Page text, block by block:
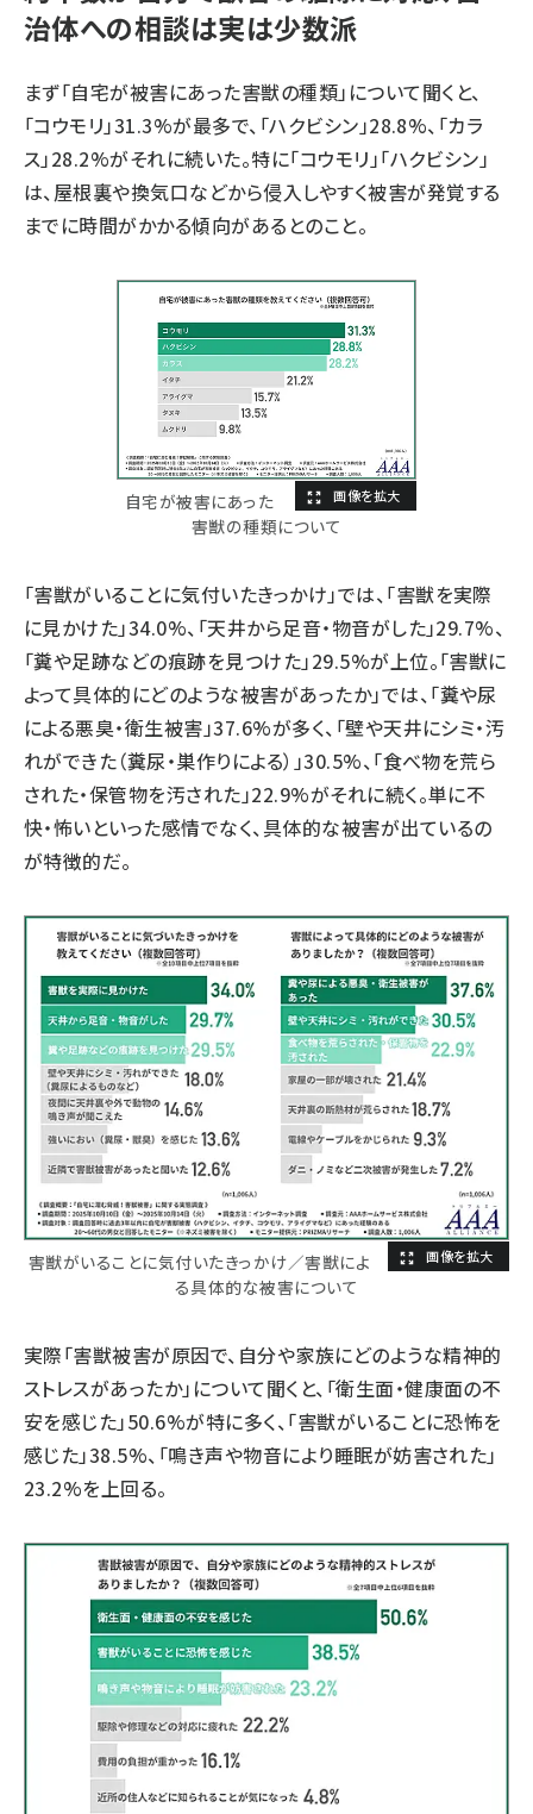
治体への相談は実は少数派
まず「自宅が被害にあった害獣の種類」について聞くと、
「コウモリ」31.3%が最多で、「ハクビシン」28.8%、「カラ
ス」28.2%がそれに続いた。特に「コウモリ」「ハクビシン」
は、屋根裏や換気口などから侵入しやすく被害が発覚する
までに時間がかかる傾向があるとのこと。
自宅が被害にあった
害獣の種類について
「害獣がいることに気付いたきっかけ」では、「害獣を実際
に見かけた」34.0%、「天井から足音・物音がした」29.7%、
「糞や足跡などの痕跡を見つけた」29.5%が上位。「害獣に
よって具体的にどのような被害があったか」では、「糞や尿
による悪臭・衛生被害」37.6%が多く、「壁や天井にシミ・汚
れができた（糞尿・巣作りによる）」30.5%、「食べ物を荒ら
された・保管物を汚された」22.9%がそれに続く。単に不
快・怖いといった感情でなく、具体的な被害が出ているの
が特徴的だ。
害獣がいることに気付いたきっかけ／害獣によ
る具体的な被害について
実際「害獣被害が原因で、自分や家族にどのような精神的
ストレスがあったか」について聞くと、「衛生面・健康面の不
安を感じた」50.6%が特に多く、「害獣がいることに恐怖を
感じた」38.5%、「鳴き声や物音により睡眠が妨害された」
23.2%を上回る。